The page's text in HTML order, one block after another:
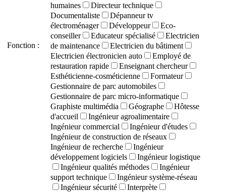
Fonction :
humaines
Directeur technique
Documentaliste
Dépanneur tv
électroménager
Développeur
Eco-
conseiller
Educateur spécialisé
Electricien
de maintenance
Electricien du bâtiment
Electricien électronicien auto
Employé de
restauration rapide
Enseignant chercheur
Esthéticienne-cosméticienne
Formateur
Gestionnaire de parc automobiles
Gestionnaire de parc micro-informatique
Graphiste multimédia
Géographe
Hôtesse
d'accueil
Ingénieur agroalimentaire
Ingénieur commercial
Ingénieur d'études
Ingénieur de construction de réseaux
Ingénieur de recherche
Ingénieur
développement logiciels
Ingénieur logistique
Ingénieur qualités méthodes
Ingénieur
support technique
Ingénieur système-réseau
Ingénieur sécurité
Interprète